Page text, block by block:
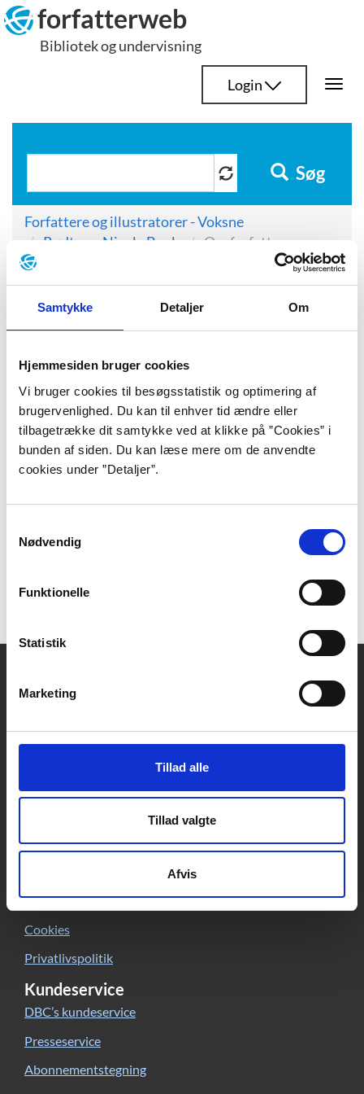
Samtykke Detaljer Om
Hjemmesiden bruger cookies
Vi bruger cookies til besøgsstatistik og optimering af
brugervenlighed. Du kan til enhver tid ændre eller
tilbagetrække dit samtykke ved at klikke på ”Cookies” i
bunden af siden. Du kan læse mere om de anvendte
cookies under ”Detaljer”.
Nødvendig
Funktionelle
Statistik
Marketing
Tillad alle
Tillad valgte
Afvis
Hop
til
indhold
forfatterweb
Bibliotek og undervisning
Login
Søg
Forfattere og illustratorer - Voksne
Rødtnes, Nicole Boyle
Om forfatteren
Om forfatteren
Websider
Forfatterens hjemmeside,
hvor man blandt andet kan læse mere om forfatteren,
Søgning i bibliotek.dk
Emnesøgning på Nicole
Boyle Rødtnes
DBC DIGITAL A/S
2750 Ballerup
CVR: 15149043 | EAN: 579 000 126830 5
Skriv til Forfatterweb-redaktionen
Om Forfatterweb
Forfatterwebs nyhedsbrev
Besøg ForfatterwebsFacebook-side
Cookies
Privatlivspolitik
Kundeservice
DBC’s kundeservice
Presseservice
Abonnementstegning